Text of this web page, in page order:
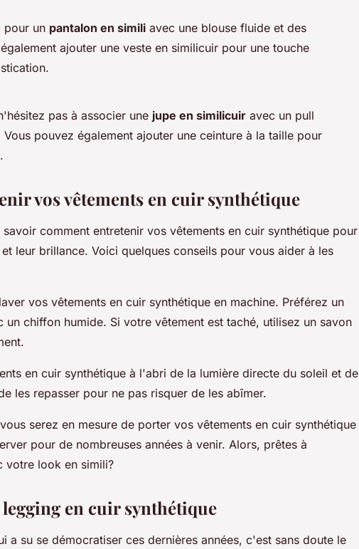
pour un pantalon en simili avec une blouse fluide et des
ajouter une veste en similicuir pour une touche
pas à associer une jupe en similicuir avec un pull
pouvez également ajouter une ceinture à la taille pour
vos vêtements en cuir synthétique
comment entretenir vos vêtements en cuir synthétique pour
leur brillance. Voici quelques conseils pour vous aider à les
vos vêtements en cuir synthétique en machine. Préférez un
un chiffon humide. Si votre vêtement est taché, utilisez un savon
en cuir synthétique à l'abri de la lumière directe du soleil et de
les repasser pour ne pas risquer de les abîmer.
serez en mesure de porter vos vêtements en cuir synthétique
pour de nombreuses années à venir. Alors, prêtes à
votre look en simili?
en cuir synthétique
a su se démocratiser ces dernières années, c'est sans doute le